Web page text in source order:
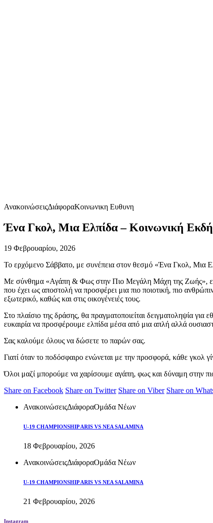
ΑνακοινώσειςΔιάφοραΚοινωνικη Ευθυνη
Ένα Γκολ, Μια Ελπίδα – Κοινωνική
19 Φεβρουαρίου, 2026
Το ερχόμενο Σάββατο, με συνέπεια στον θεσμό «Ένα Γκολ, Μια
Με σύνθημα «Αγάπη & Φως στην Πιο Μεγάλη Μάχη της Ζωής»,
που έχει ως αποστολή να προσφέρει μια πιο ποιοτική, πιο
εξωτερικό, καθώς και στις οικογένειές τους.
Στο πλαίσιο της δράσης, θα πραγματοποιείται δειγματοληψία
ευκαιρία να προσφέρουμε ελπίδα μέσα από μια απλή αλλά
Σας καλούμε όλους να δώσετε το παρών σας.
Γιατί όταν το ποδόσφαιρο ενώνεται με την προσφορά, κάθε γκολ
Όλοι μαζί μπορούμε να χαρίσουμε αγάπη, φως και δύναμη στην
Share on Facebook Share on Twitter Share on Viber Share on
ΑνακοινώσειςΔιάφοραΟμάδα Νέων
U-19 CHAMPIONSHIP ARIS VS NEA SALAMINA
18 Φεβρουαρίου, 2026
ΑνακοινώσειςΔιάφοραΟμάδα Νέων
U-19 CHAMPIONSHIP ARIS VS NEA SALAMINA
21 Φεβρουαρίου, 2026
Instagram